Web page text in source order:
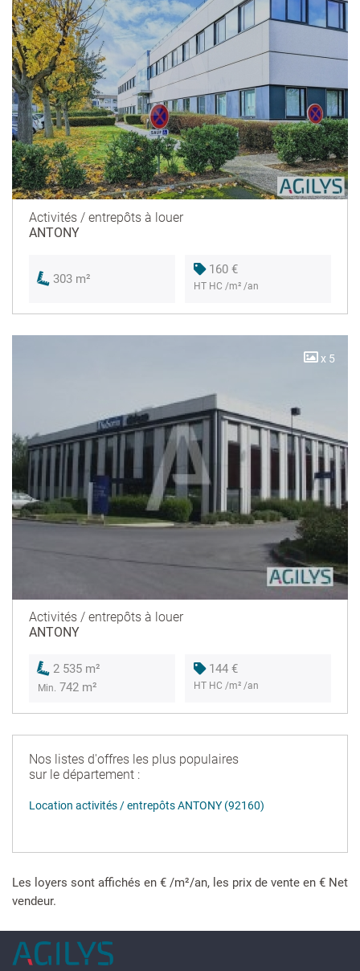
Activités / entrepôts à louer
ANTONY
303 m²
160 €
HT HC /m² /an
x 5
Activités / entrepôts à louer
ANTONY
2 535 m²
Min. 742 m²
144 €
HT HC /m² /an
Nos listes d'offres les plus populaires
sur le département :
Location activités / entrepôts ANTONY (92160)
Les loyers sont affichés en € /m²/an, les prix de vente en € Net
vendeur.